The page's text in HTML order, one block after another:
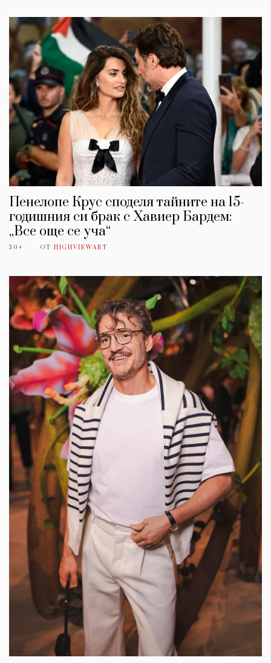
Пенелопе Крус споделя тайните на 15-
годишния си брак с Хавиер Бардем:
„Все още се уча“
30+ ОТ HIGHVIEWART